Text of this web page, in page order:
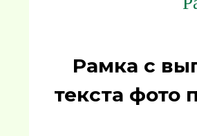
Рамка с
текста фото